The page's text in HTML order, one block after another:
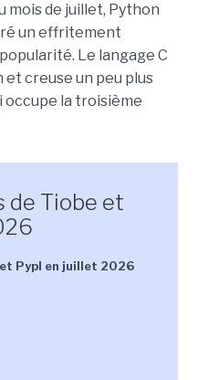
mois de juillet, Python
un effritement
Le langage C
creuse un peu plus
occupe la troisième
de Tiobe et
Pypl en juillet 2026